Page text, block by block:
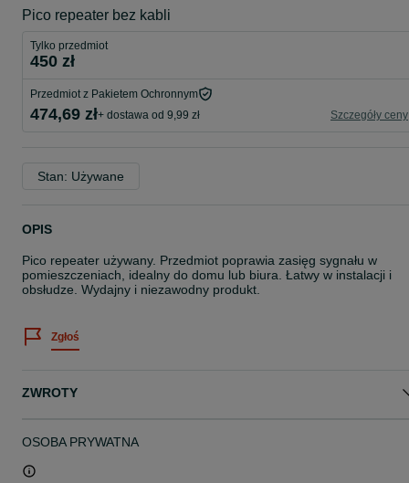
Pico repeater bez kabli
Tylko przedmiot
450 zł
Przedmiot z Pakietem Ochronnym
474,69 zł+ dostawa od 9,99 zł Szczegóły ceny
Stan: Używane
OPIS
Pico repeater używany. Przedmiot poprawia zasięg sygnału w
pomieszczeniach, idealny do domu lub biura. Łatwy w instalacji i
obsłudze. Wydajny i niezawodny produkt.
Zgłoś
ZWROTY
OSOBA PRYWATNA